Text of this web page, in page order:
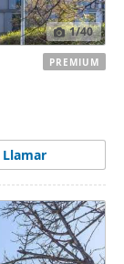
1/40
Llamar
PREMIUM